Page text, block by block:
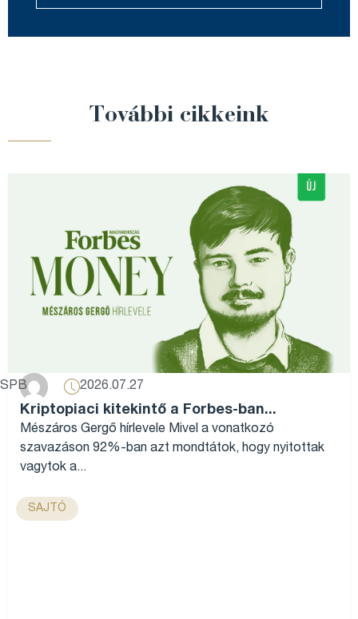
További cikkeink
SPB 2026.07.27
Kriptopiaci kitekintő a Forbes-ban...
Mészáros Gergő hírlevele Mivel a vonatkozó
szavazáson 92%-ban azt mondtátok, hogy nyitottak
vagytok a...
SAJTÓ